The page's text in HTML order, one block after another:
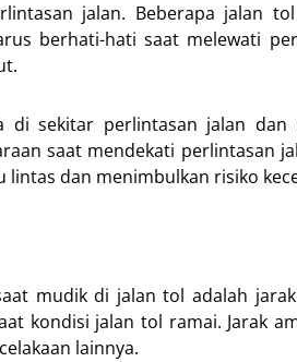
jalan. Beberapa jalan
berhati-hati saat melewati
sekitar perlintasan jalan dan
saat mendekati perlintasan
dan menimbulkan risiko
mudik di jalan tol adalah
kondisi jalan tol ramai. Jarak
lainnya.